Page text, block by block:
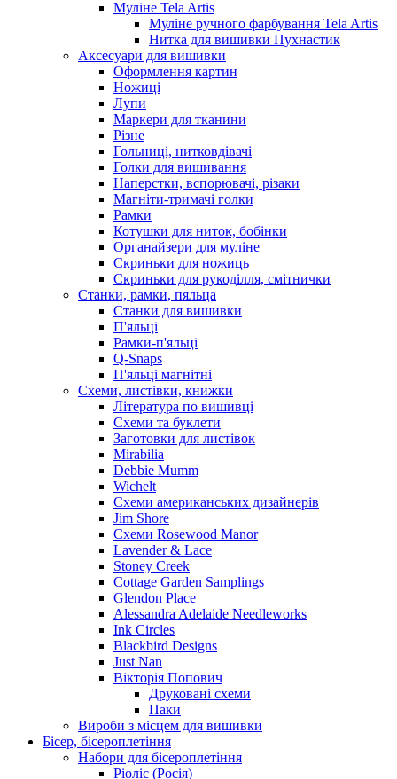
Муліне Tela Artis
Муліне ручного фарбування Tela Artis
Нитка для вишивки Пухнастик
Аксесуари для вишивки
Оформлення картин
Ножиці
Лупи
Маркери для тканини
Різне
Гольниці, нитковдівачі
Голки для вишивання
Наперстки, вспорювачі, різаки
Магніти-тримачі голки
Рамки
Котушки для ниток, бобінки
Органайзери для муліне
Скриньки для ножиць
Скриньки для рукоділля, смітнички
Станки, рамки, пяльца
Станки для вишивки
П'яльці
Рамки-п'яльці
Q-Snaps
П'яльці магнітні
Схеми, листівки, книжки
Література по вишивці
Схеми та буклети
Заготовки для листівок
Mirabilia
Debbie Mumm
Wichelt
Схеми американських дизайнерів
Jim Shore
Cхеми Rosewood Manor
Lavender & Lace
Stoney Creek
Cottage Garden Samplings
Glendon Place
Alessandra Adelaide Needleworks
Ink Circles
Blackbird Designs
Just Nan
Вікторія Попович
Друковані схеми
Паки
Вироби з місцем для вишивки
Бісер, бісероплетіння
Набори для бісероплетіння
Ріоліс (Росія)